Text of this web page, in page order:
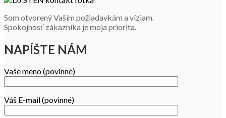
Som otvorený Vaším požiadavkám a víziam.
Spokojnosť zákazníka je moja priorita.
NAPÍŠTE NÁM
Vaše meno (povinné)
Váš E-mail (povinné)